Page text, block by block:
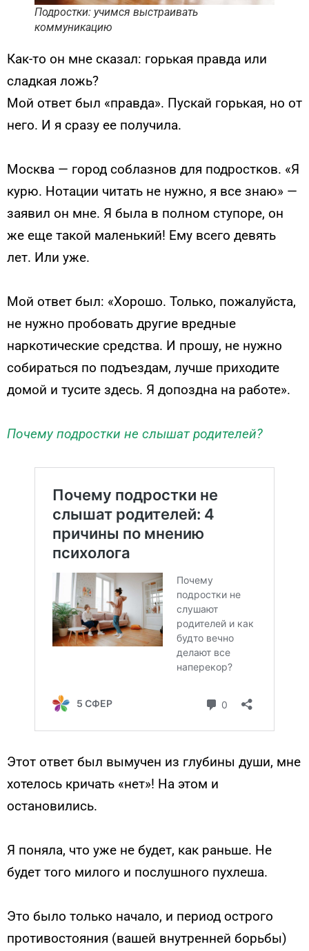
Подростки: учимся выстраивать
коммуникацию
Как-то он мне сказал: горькая правда или
сладкая ложь?
Мой ответ был «правда». Пускай горькая, но от
него. И я сразу ее получила.
Москва — город соблазнов для подростков. «Я
курю. Нотации читать не нужно, я все знаю» —
заявил он мне. Я была в полном ступоре, он
же еще такой маленький! Ему всего девять
лет. Или уже.
Мой ответ был: «Хорошо. Только, пожалуйста,
не нужно пробовать другие вредные
наркотические средства. И прошу, не нужно
собираться по подъездам, лучше приходите
домой и тусите здесь. Я допоздна на работе».
Почему подростки не слышат родителей?
Этот ответ был вымучен из глубины души, мне
хотелось кричать «нет»! На этом и
остановились.
Я поняла, что уже не будет, как раньше. Не
будет того милого и послушного пухлеша.
Это было только начало, и период острого
противостояния (вашей внутренней борьбы)